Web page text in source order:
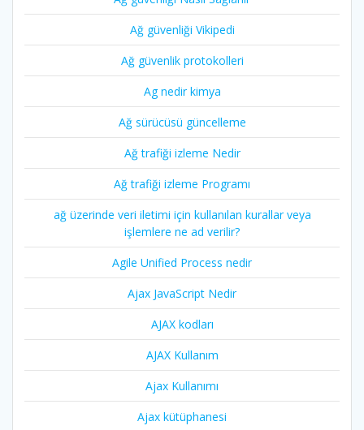
Ağ güvenliği Vikipedi
Ağ güvenlik protokolleri
Ag nedir kimya
Ağ sürücüsü güncelleme
Ağ trafiği izleme Nedir
Ağ trafiği izleme Programı
ağ üzerinde veri iletimi için kullanılan kurallar veya
işlemlere ne ad verilir?
Agile Unified Process nedir
Ajax JavaScript Nedir
AJAX kodları
AJAX Kullanım
Ajax Kullanımı
Ajax kütüphanesi